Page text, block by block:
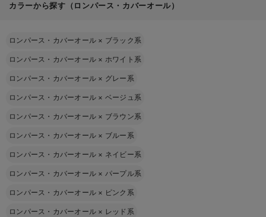
カラーから探す（ロンパース・カバーオール）
ロンパース・カバーオール × ブラック系
ロンパース・カバーオール × ホワイト系
ロンパース・カバーオール × グレー系
ロンパース・カバーオール × ベージュ系
ロンパース・カバーオール × ブラウン系
ロンパース・カバーオール × ブルー系
ロンパース・カバーオール × ネイビー系
ロンパース・カバーオール × パープル系
ロンパース・カバーオール × ピンク系
ロンパース・カバーオール × レッド系